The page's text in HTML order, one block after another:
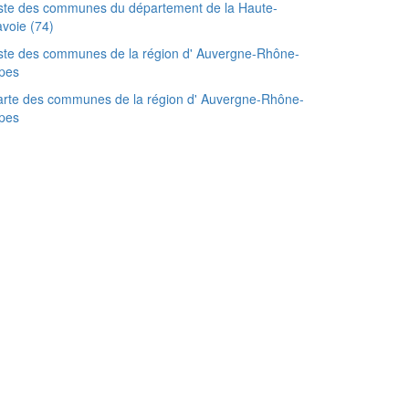
des communes du département de la Haute-
(74)
des communes de la région d' Auvergne-Rhône-
des communes de la région d' Auvergne-Rhône-